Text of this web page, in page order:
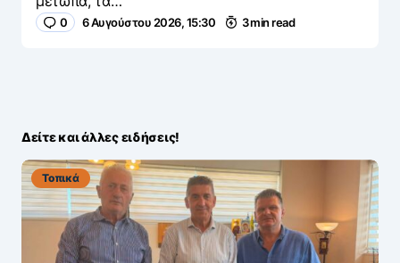
0 6 Αυγούστου 2026, 15:30 3 min read
Δείτε και άλλες ειδήσεις!
Τοπικά